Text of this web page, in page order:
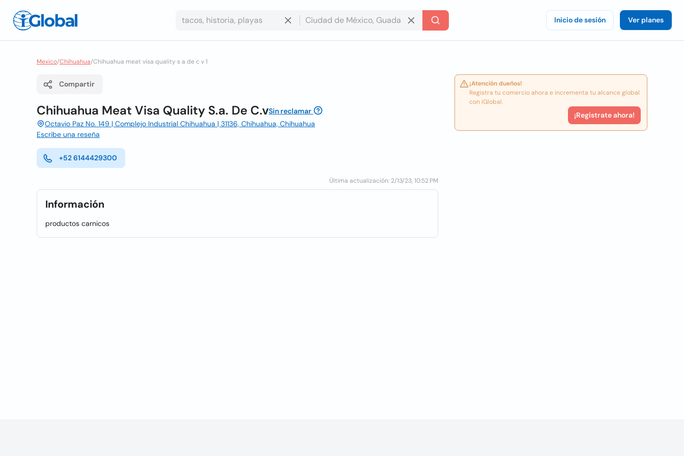
Inicio de sesión Ver planes
Mexico/Chihuahua/Chihuahua meat visa quality s a de c v 1
Compartir
Chihuahua Meat Visa Quality S.a. De C.vSin reclamar
Octavio Paz No. 149 | Complejo Industrial Chihuahua | 31136, Chihuahua, Chihuahua
Escribe una reseña
+52 6144429300
Última actualización: 2/13/23, 10:52 PM
Información
productos carnicos
¡Atención dueños!
Registra tu comercio ahora e incrementa tu alcance global
con iGlobal.
¡Registrate ahora!